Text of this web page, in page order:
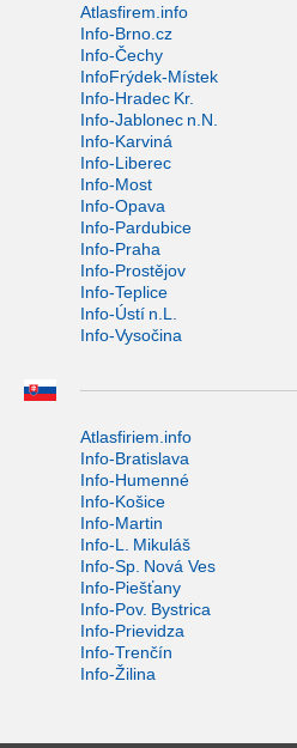
Atlasfirem.info
Info-Brno.cz
Info-Čechy
InfoFrýdek-Místek
Info-Hradec Kr.
Info-Jablonec n.N.
Info-Karviná
Info-Liberec
Info-Most
Info-Opava
Info-Pardubice
Info-Praha
Info-Prostějov
Info-Teplice
Info-Ústí n.L.
Info-Vysočina
Atlasfiriem.info
Info-Bratislava
Info-Humenné
Info-Košice
Info-Martin
Info-L. Mikuláš
Info-Sp. Nová Ves
Info-Piešťany
Info-Pov. Bystrica
Info-Prievidza
Info-Trenčín
Info-Žilina